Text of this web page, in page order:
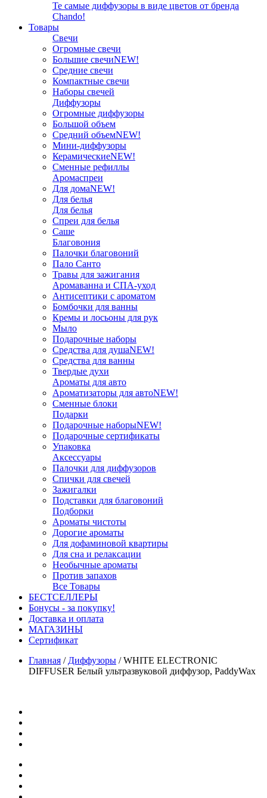
Те самые диффузоры в виде цветов от бренда
Chando!
Товары
Свечи
Огромные свечи
Большие свечиNEW!
Средние свечи
Компактные свечи
Наборы свечей
Диффузоры
Огромные диффузоры
Большой объем
Средний объемNEW!
Мини-диффузоры
КерамическиеNEW!
Сменные рефиллы
Аромаспреи
Для домаNEW!
Для белья
Для белья
Спреи для белья
Саше
Благовония
Палочки благовоний
Пало Санто
Травы для зажигания
Аромаванна и СПА-уход
Антисептики с ароматом
Бомбочки для ванны
Кремы и лосьоны для рук
Мыло
Подарочные наборы
Средства для душаNEW!
Средства для ванны
Твердые духи
Ароматы для авто
Ароматизаторы для автоNEW!
Сменные блоки
Подарки
Подарочные наборыNEW!
Подарочные сертификаты
Упаковка
Аксессуары
Палочки для диффузоров
Спички для свечей
Зажигалки
Подставки для благовоний
Подборки
Ароматы чистоты
Дорогие ароматы
Для дофаминовой квартиры
Для сна и релаксации
Необычные ароматы
Против запахов
Все Товары
БЕСТСЕЛЛЕРЫ
Бонусы - за покупку!
Доставка и оплата
МАГАЗИНЫ
Cертификат
Главная / Диффузоры /WHITE ELECTRONIC
DIFFUSER Белый ультразвуковой диффузор, PaddyWax